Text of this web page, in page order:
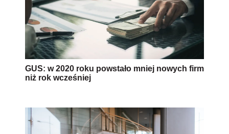
GUS: w 2020 roku powstało mniej nowych firm
niż rok wcześniej